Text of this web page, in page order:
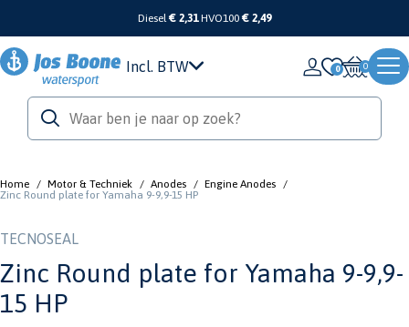
Diesel€ 2,31 HVO100 € 2,49
Incl. BTW 0
Home / Motor & Techniek / Anodes / Engine Anodes /
Zinc Round plate for Yamaha 9-9,9-15 HP
TECNOSEAL
Zinc Round plate for Yamaha 9-9,9-
15 HP